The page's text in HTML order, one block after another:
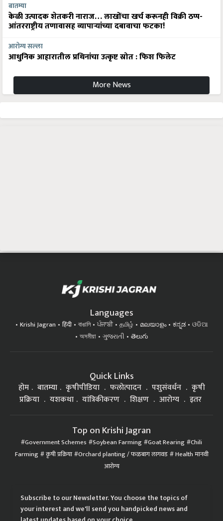
बातम्या
केळी उत्पादक शेतकरी नाराज… लाखोंचा खर्च करूनही विक्री ठप्प-
आंतरराष्ट्रीय तणावासह व्यापाऱ्यांच्या दबावाचा फटका!
आरोग्य सल्ला
आधुनिक आहारातील प्रथिनांचा उत्कृष्ट स्रोत : फिश फिलेट
More News
Languages
Krishi Jagran हिंदी বাঙালি ਪੰਜਾਬੀ தமிழ் മലയാളം ಕನ್ನಡ
ଓଡିଆ
অসমীয়া
ગુજરાતી తెలుగు
Quick Links
होम बातम्या कृषीपीडिया फलोत्पादन पशुसंवर्धन
कृषी
प्रक्रिया
यशकथा यांत्रिकीकरण शिक्षण आरोग्य इतर
Top on Krishi Jagran
Government Schemes Soybean Farming Goat Rearing Chili
Farming कृषी प्रक्रिया Orchard planting / फळबाग लागवड Health मानवी
आरोग्य
Subscribe to our Newsletter. You choose the topics of
your interest and we'll send you handpicked news and